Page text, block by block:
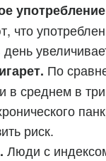
что
По
в среднем в
риск.
Люди с